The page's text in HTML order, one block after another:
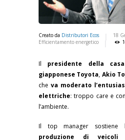
Creato da Distributori Ecos 18
Efficientamento energetico
Il presidente della
giapponese Toyota, Akio
che va moderato
elettriche: troppo care e
l’ambiente.
Il top manager
produzione di veicoli